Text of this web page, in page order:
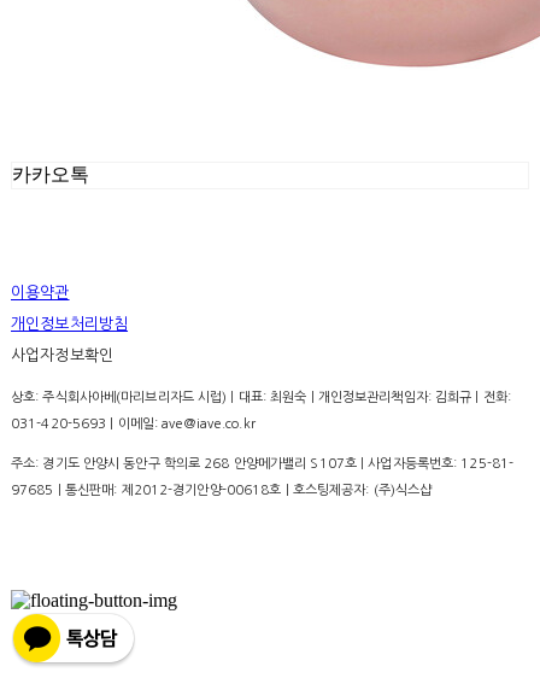
카카오톡
이용약관
개인정보처리방침
사업자정보확인
상호: 주식회사아베(마리브리자드 시럽) | 대표: 최원숙 | 개인정보관리책임자: 김희규 | 전화:
031-420-5693 | 이메일: ave@iave.co.kr
주소: 경기도 안양시 동안구 학의로 268 안양메가밸리 S107호 | 사업자등록번호: 125-81-
97685
| 통신판매: 제2012-경기안양-00618호 | 호스팅제공자: (주)식스샵